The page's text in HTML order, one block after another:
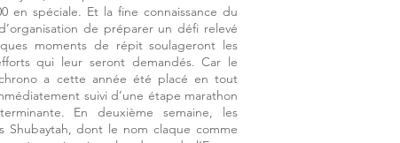
en spéciale. Et la fine connaissance du
de préparer un défi relevé
moments de répit soulageront les
qui leur seront demandés. Car le
a cette année été placé en tout
suivi d’une étape marathon
En deuxième semaine, les
Shubaytah, dont le nom claque comme